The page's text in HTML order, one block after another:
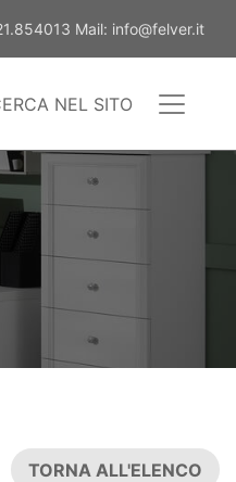
Mail: info@felver.it
NEL SITO
TORNA ALL'ELENCO